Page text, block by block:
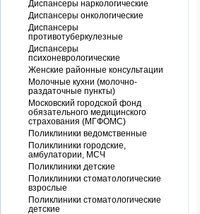
Диспансеры наркологические
Диспансеры онкологические
Диспансеры
противотуберкулезные
Диспансеры
психоневрологические
Женские районные консультации
Молочные кухни (молочно-
раздаточные пункты)
Московский городской фонд
обязательного медицинского
страхования (МГФОМС)
Поликлиники ведомственные
Поликлиники городские,
амбулатории, МСЧ
Поликлиники детские
Поликлиники стоматологические
взрослые
Поликлиники стоматологические
детские